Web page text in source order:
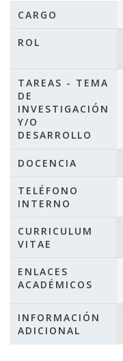
CARGO
ROL
TAREAS - TEMA
DE
INVESTIGACIÓN
Y/O
DESARROLLO
DOCENCIA
TELÉFONO
INTERNO
CURRICULUM
VITAE
ENLACES
ACADÉMICOS
INFORMACIÓN
ADICIONAL